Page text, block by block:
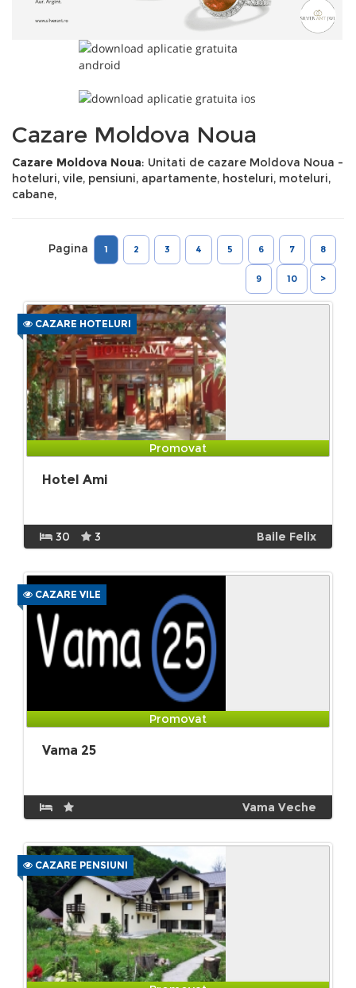
Cazare Moldova Noua
Cazare Moldova Noua: Unitati de cazare Moldova Noua -
hoteluri, vile, pensiuni, apartamente, hosteluri, moteluri,
cabane,
Pagina 1 2 3 4 5 6 7 8
9 10 >
CAZARE HOTELURI
Promovat
Hotel Ami
30 3 Baile Felix
CAZARE VILE
Promovat
Vama 25
Vama Veche
CAZARE PENSIUNI